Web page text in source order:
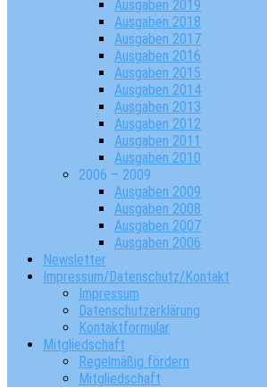
Ausgaben 2019
Ausgaben 2018
Ausgaben 2017
Ausgaben 2016
Ausgaben 2015
Ausgaben 2014
Ausgaben 2013
Ausgaben 2012
Ausgaben 2011
Ausgaben 2010
2006 – 2009
Ausgaben 2009
Ausgaben 2008
Ausgaben 2007
Ausgaben 2006
Newsletter
Impressum/Datenschutz/Kontakt
Impressum
Datenschutzerklärung
Kontaktformular
Mitgliedschaft
Regelmäßig fördern
Mitgliedschaft